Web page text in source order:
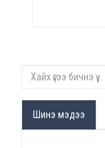
Шинэ мэдээ